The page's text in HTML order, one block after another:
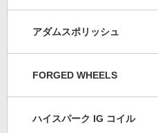
アダムスポリッシュ
FORGED WHEELS
ハイスパーク IG コイル